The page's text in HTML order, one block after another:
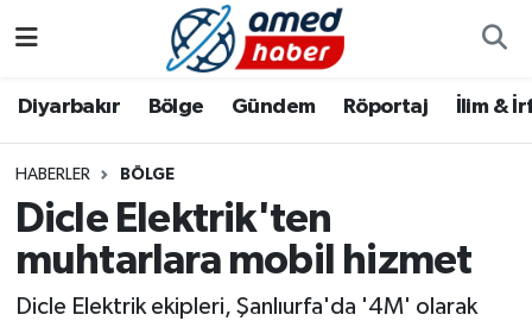
Diyarbakır Bölge Gündem Röportaj İlim &
HABERLER BÖLGE
Dicle Elektrik'ten
muhtarlara mobil hizmet
Dicle Elektrik ekipleri, Şanlıurfa'da '4M' olarak
Bölge
Röportaj
Foto Galeri
Aile
Asayiş
Bilim & Teknoloji
Diyarbakır Hava Durumu
Diyarbakır Namaz Vakitleri
Diyarbakır Trafik Yoğunluk Haritası